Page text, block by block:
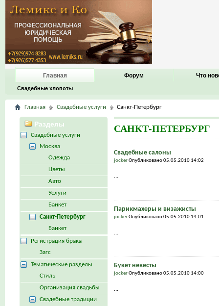
Главная
Свадебные хлопоты
Форум Что
Главная Свадебные услуги Санкт-Петербург
САНКТ-ПЕТЕРБУРГ
Свадебные салоны
jockerОпубликовано 05.05.2010 14:02
...
Парикмахеры и визажисты
jockerОпубликовано 05.05.2010 14:01
...
Букет невесты
jockerОпубликовано 05.05.2010 14:00
...
Разделы
Свадебные услуги
Москва
Одежда
Цветы
Авто
Услуги
Банкет
Санкт-Петербург
Банкет
Регистрация брака
Загс
Тематические разделы
Стиль
Организация свадьбы
Свадебные традиции